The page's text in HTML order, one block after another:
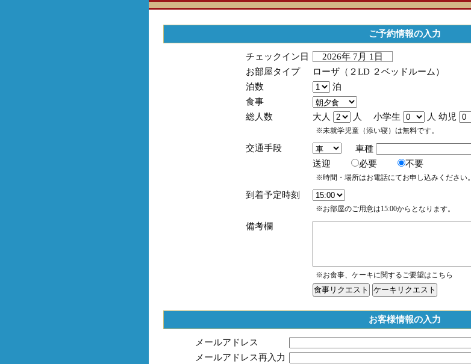
ご予約情報の入力
チェックイン日
2026年 7月 1日
お部屋タイプ
ローザ（２LD ２ベッドルーム）
泊数
泊
食事
総人数
大人 人 小学生 人 幼児
※未就学児童（添い寝）は無料です。
交通手段
車種
送迎
必要 不要
※時間・場所はお電話にてお申し込みください。
到着予定時刻
※お部屋のご用意は15:00からとなります。
備考欄
※お食事、ケーキに関するご要望はこちら
お客様情報の入力
メールアドレス
メールアドレス再入力